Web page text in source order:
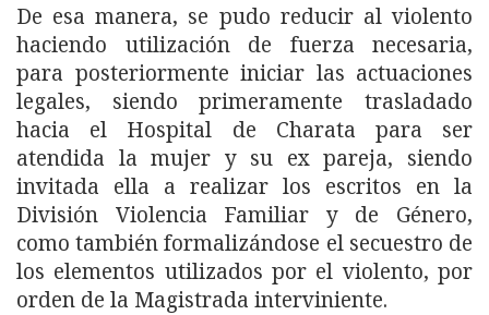
De esa manera, se pudo reducir al violento
haciendo utilización de fuerza necesaria,
para posteriormente iniciar las actuaciones
legales, siendo primeramente trasladado
hacia el Hospital de Charata para ser
atendida la mujer y su ex pareja, siendo
invitada ella a realizar los escritos en la
División Violencia Familiar y de Género,
como también formalizándose el secuestro de
los elementos utilizados por el violento, por
orden de la Magistrada interviniente.